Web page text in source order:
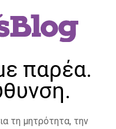
παρέα.
τη μητρότητα, την